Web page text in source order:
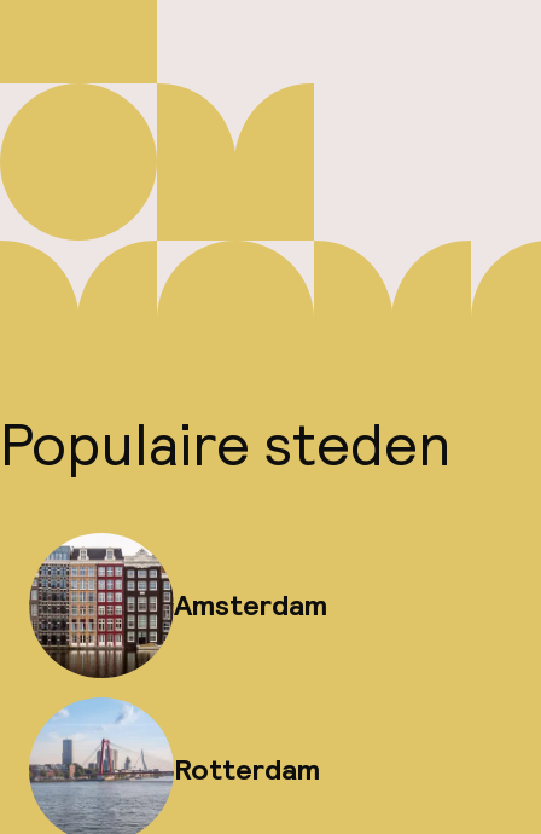
Populaire steden
Amsterdam
Rotterdam